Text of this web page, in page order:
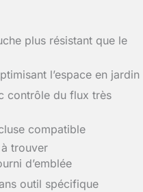
plus résistant que le
l’espace en jardin
contrôle du flux très
compatible
trouver
d’emblée
outil spécifique